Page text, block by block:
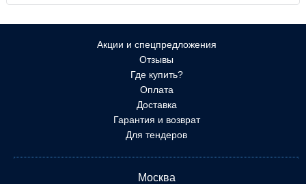
Акции и спецпредложения
Отзывы
Где купить?
Оплата
Доставка
Гарантия и возврат
Для тендеров
Москва